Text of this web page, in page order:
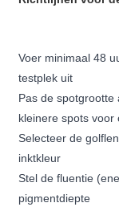
Voer minimaal 48
testplek uit
Pas de spotgrootte
kleinere spots voor
Selecteer de
inktkleur
Stel de fluentie
pigmentdiepte